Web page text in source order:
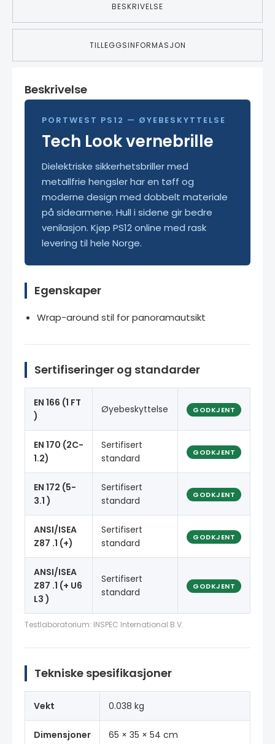
BESKRIVELSE
TILLEGGSINFORMASJON
Beskrivelse
PORTWEST PS12 — ØYEBESKYTTELSE
Tech Look vernebrille
Dielektriske sikkerhetsbriller med
metallfrie hengsler har en tøff og
moderne design med dobbelt materiale
på sidearmene. Hull i sidene gir bedre
venilasjon. Kjøp PS12 online med rask
levering til hele Norge.
Egenskaper
Wrap-around stil for panoramautsikt
Sertifiseringer og standarder
EN 166 (1 FT
)
Øyebeskyttelse GODKJENT
EN 170 (2C-
1.2)
Sertifisert
standard
GODKJENT
EN 172 (5-
3.1 )
Sertifisert
standard
GODKJENT
ANSI/ISEA
Z87 .1 (+)
Sertifisert
standard
GODKJENT
ANSI/ISEA
Z87 .1 (+ U6
L3 )
Sertifisert
standard
GODKJENT
Testlaboratorium: INSPEC International B.V.
Tekniske spesifikasjoner
Vekt 0.038 kg
Dimensjoner 65 × 35 × 54 cm